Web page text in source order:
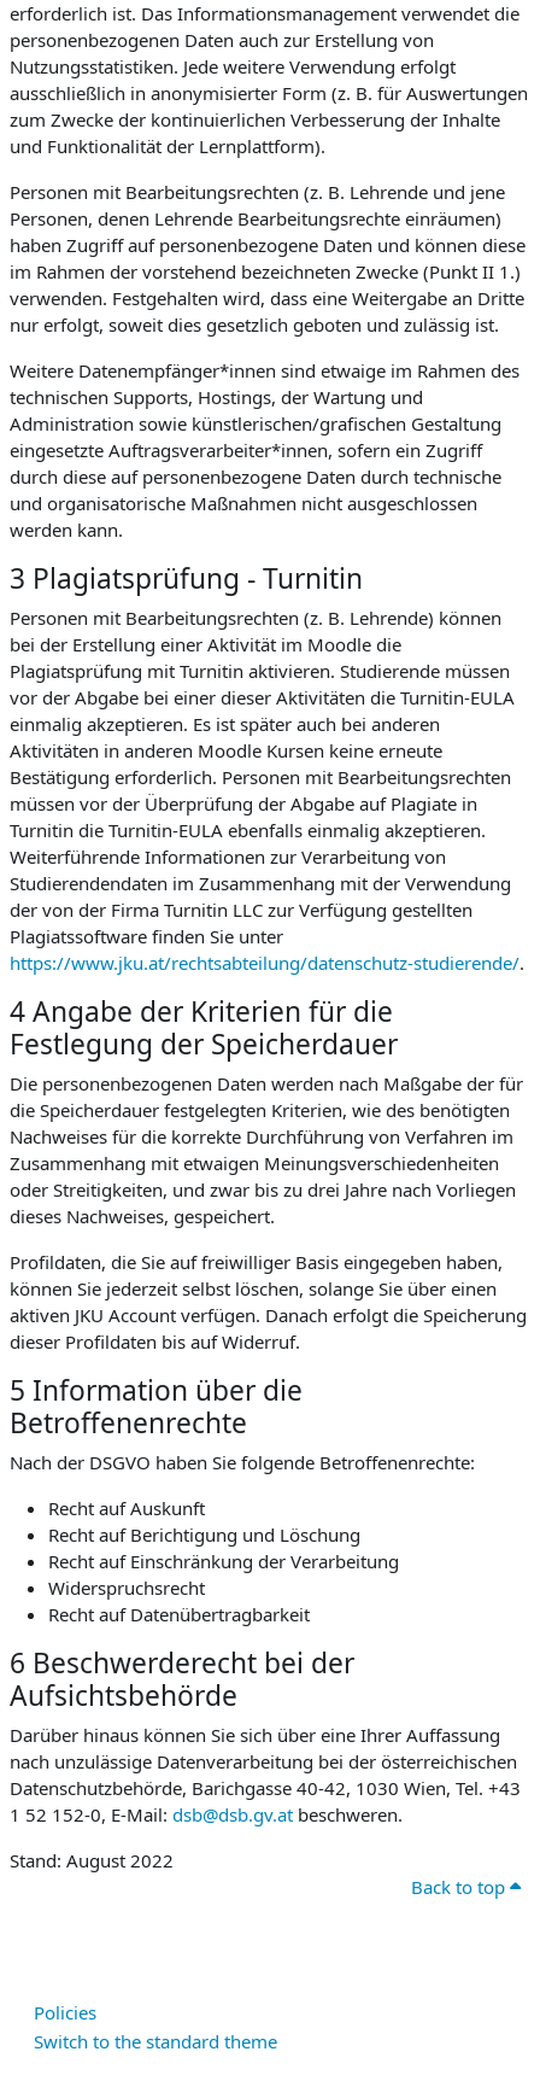
erforderlich ist. Das Informationsmanagement verwendet die
personenbezogenen Daten auch zur Erstellung von
Nutzungsstatistiken. Jede weitere Verwendung erfolgt
ausschließlich in anonymisierter Form (z. B. für Auswertungen
zum Zwecke der kontinuierlichen Verbesserung der Inhalte
und Funktionalität der Lernplattform).
Personen mit Bearbeitungsrechten (z. B. Lehrende und jene
Personen, denen Lehrende Bearbeitungsrechte einräumen)
haben Zugriff auf personenbezogene Daten und können diese
im Rahmen der vorstehend bezeichneten Zwecke (Punkt II 1.)
verwenden. Festgehalten wird, dass eine Weitergabe an Dritte
nur erfolgt, soweit dies gesetzlich geboten und zulässig ist.
Weitere Datenempfänger*innen sind etwaige im Rahmen des
technischen Supports, Hostings, der Wartung und
Administration sowie künstlerischen/grafischen Gestaltung
eingesetzte Auftragsverarbeiter*innen, sofern ein Zugriff
durch diese auf personenbezogene Daten durch technische
und organisatorische Maßnahmen nicht ausgeschlossen
werden kann.
3 Plagiatsprüfung - Turnitin
Personen mit Bearbeitungsrechten (z. B. Lehrende) können
bei der Erstellung einer Aktivität im Moodle die
Plagiatsprüfung mit Turnitin aktivieren. Studierende müssen
vor der Abgabe bei einer dieser Aktivitäten die Turnitin-EULA
einmalig akzeptieren. Es ist später auch bei anderen
Aktivitäten in anderen Moodle Kursen keine erneute
Bestätigung erforderlich. Personen mit Bearbeitungsrechten
müssen vor der Überprüfung der Abgabe auf Plagiate in
Turnitin die Turnitin-EULA ebenfalls einmalig akzeptieren.
Weiterführende Informationen zur Verarbeitung von
Studierendendaten im Zusammenhang mit der Verwendung
der von der Firma Turnitin LLC zur Verfügung gestellten
Plagiatssoftware finden Sie unter
https://www.jku.at/rechtsabteilung/datenschutz-studierende/.
4 Angabe der Kriterien für die
Festlegung der Speicherdauer
Die personenbezogenen Daten werden nach Maßgabe der für
die Speicherdauer festgelegten Kriterien, wie des benötigten
Nachweises für die korrekte Durchführung von Verfahren im
Zusammenhang mit etwaigen Meinungsverschiedenheiten
oder Streitigkeiten, und zwar bis zu drei Jahre nach Vorliegen
dieses Nachweises, gespeichert.
Profildaten, die Sie auf freiwilliger Basis eingegeben haben,
können Sie jederzeit selbst löschen, solange Sie über einen
aktiven JKU Account verfügen. Danach erfolgt die Speicherung
dieser Profildaten bis auf Widerruf.
5 Information über die
Betroffenenrechte
Nach der DSGVO haben Sie folgende Betroffenenrechte:
Recht auf Auskunft
Recht auf Berichtigung und Löschung
Recht auf Einschränkung der Verarbeitung
Widerspruchsrecht
Recht auf Datenübertragbarkeit
6 Beschwerderecht bei der
Aufsichtsbehörde
Darüber hinaus können Sie sich über eine Ihrer Auffassung
nach unzulässige Datenverarbeitung bei der österreichischen
Datenschutzbehörde, Barichgasse 40-42, 1030 Wien, Tel. +43
1 52 152-0, E-Mail: dsb@dsb.gv.at beschweren.
Stand: August 2022
Back to top
Policies
Switch to the standard theme